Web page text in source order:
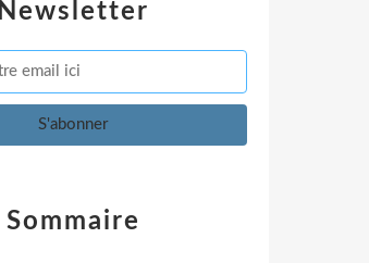
Newsletter
Sommaire